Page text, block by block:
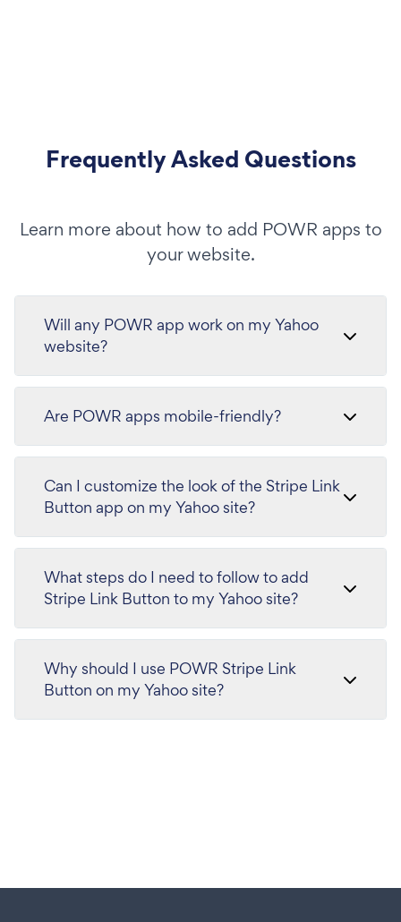
Frequently Asked Questions
Learn more about how to add POWR apps to
your website.
Will any POWR app work on my Yahoo
website?
Are POWR apps mobile-friendly?
Can I customize the look of the Stripe Link
Button app on my Yahoo site?
What steps do I need to follow to add
Stripe Link Button to my Yahoo site?
Why should I use POWR Stripe Link
Button on my Yahoo site?